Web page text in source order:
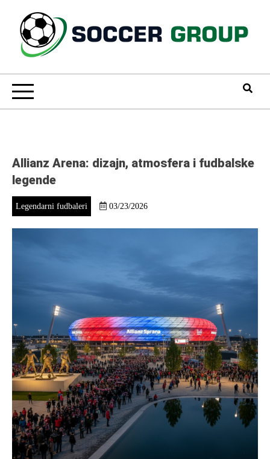
content
Soccer Group
Allianz Arena: dizajn, atmosfera i fudbalske
legende
Legendarni fudbaleri 03/23/2026